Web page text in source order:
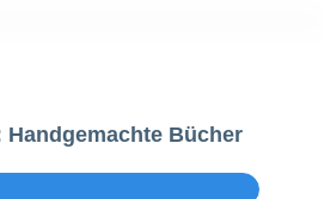
Bücher